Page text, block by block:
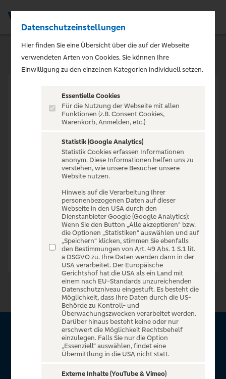
VERANSTALTUNG NICHT
GEFUNDEN
Zur Startseite
Über VR Entertain
für alle Kunden der Volksbanken Raiffeisenbanken. Auf
Datenschutzeinstellungen
Hier finden Sie eine Übersicht über die auf der Webseite
verwendeten Arten von Cookies. Sie können Ihre
Einwilligung zu den einzelnen Kategorien individuell setzen.
Essentielle Cookies
Für die Nutzung der Webseite mit allen
Funktionen (z.B. Consent Cookies,
Warenkorb, Anmelden, etc.)
Statistik (Google Analytics)
Statistik Cookies erfassen Informationen
anonym. Diese Informationen helfen uns zu
verstehen, wie unsere Besucher unsere
Website nutzen.
Hinweis auf die Verarbeitung Ihrer
personenbezogenen Daten auf dieser
Webseite in den USA durch den
Dienstanbieter Google (Google Analytics):
Wenn Sie den Button „Alle akzeptieren“ bzw.
die Optionen „Statistiken“ auswählen und auf
„Speichern“ klicken, stimmen Sie ebenfalls
den Bestimmungen von Art. 49 Abs. 1 S.1 lit.
a DSGVO zu. Ihre Daten werden dann in der
USA verarbeitet. Der Europäische
Gerichtshof hat die USA als ein Land mit
einem nach EU-Standards unzureichenden
Datenschutzniveau eingestuft. Es besteht die
Möglichkeit, dass Ihre Daten durch die US-
Behörde zu Kontroll- und
Überwachungszwecken verarbeitet werden.
Darüber hinaus besteht keine oder nur
erschwert die Möglichkeit Rechtsbehelf
einzulegen. Falls Sie nur die Option
„Essenziell“ auswählen, findet eine
Übermittlung in die USA nicht statt.
Externe Inhalte (YouTube & Vimeo)